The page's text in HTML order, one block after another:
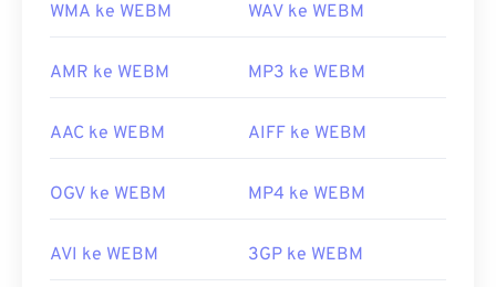
WMA ke WEBM WAV ke WEBM
AMR ke WEBM MP3 ke WEBM
AAC ke WEBM AIFF ke WEBM
OGV ke WEBM MP4 ke WEBM
AVI ke WEBM 3GP ke WEBM